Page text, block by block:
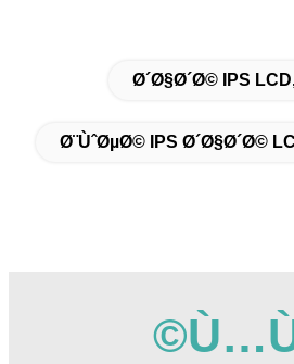
Ø´Ø§Ø´Ø© IPS